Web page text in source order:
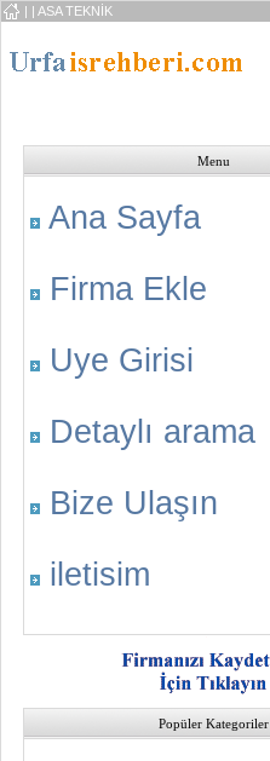
| | ASA TEKNİK
Menu
Ana Sayfa
Firma Ekle
Uye Girisi
Detaylı arama
Bize Ulaşın
iletisim
Popüler Kategoriler